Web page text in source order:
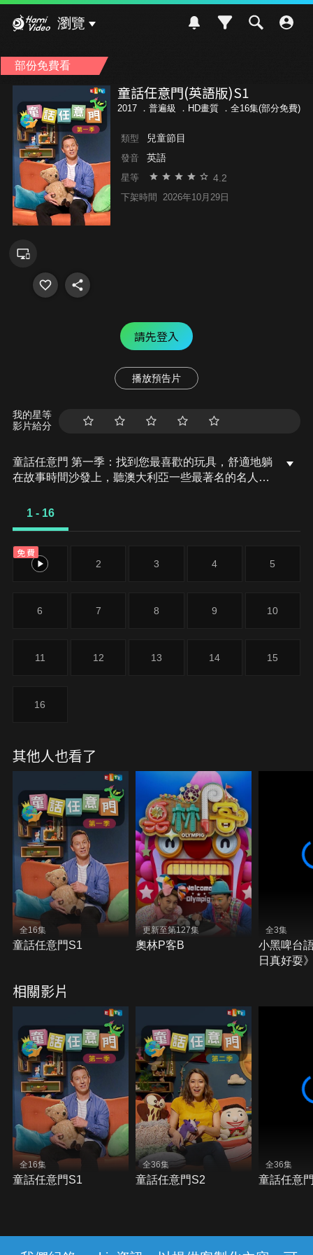
瀏覽
部份免費看
童話任意門(英語版)S1
2017 ． 普遍級 ．HD畫質 ．全16集(部分免費)
類型 兒童節目
發音 英語
星等 4.2
下架時間 2026年10月29日
請先登入
播放預告片
我的星等
影片給分
童話任意門 第一季：找到您最喜歡的玩具，舒適地躺
在故事時間沙發上，聽澳大利亞一些最著名的名人閱
1 - 16
免費
1 2 3 4 5
6 7 8 9 10
11 12 13 14 15
16
其他人也看了
全16集
童話任意門S1
更新至第127集
奧林P客B
全3集
小黑啤台
日真好耍
相關影片
全16集
童話任意門S1
全36集
童話任意門S2
全36集
童話任意